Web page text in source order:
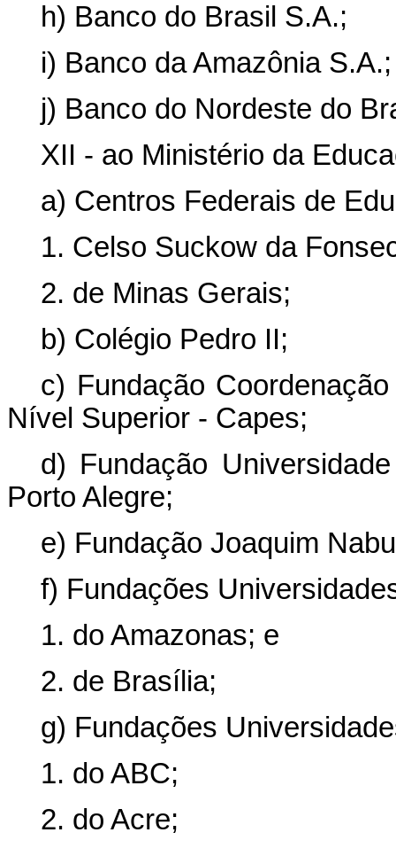
h) Banco do Brasil S.A.;
i) Banco da Amazônia
j) Banco do Nordeste do
XII - ao Ministério da
a) Centros Federais de
1. Celso Suckow da
2. de Minas Gerais;
b) Colégio Pedro II;
c) Fundação
Nível Superior - Capes;
d) Fundação
Porto Alegre;
e) Fundação Joaquim
f) Fundações
1. do Amazonas; e
2. de Brasília;
g) Fundações
1. do ABC;
2. do Acre;